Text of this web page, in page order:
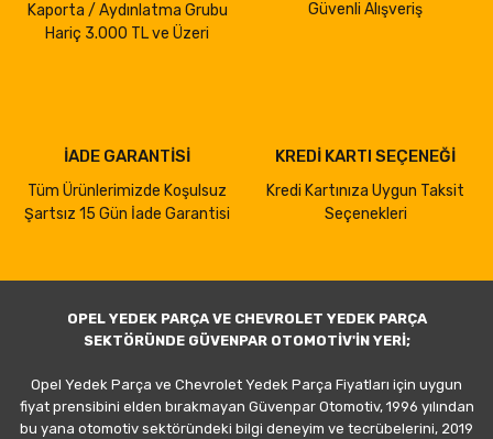
Kaporta / Aydınlatma Grubu
Hariç 3.000 TL ve Üzeri
Güvenli Alışveriş
İADE GARANTİSİ
Tüm Ürünlerimizde Koşulsuz
Şartsız 15 Gün İade Garantisi
KREDİ KARTI SEÇENEĞİ
Kredi Kartınıza Uygun Taksit
Seçenekleri
OPEL YEDEK PARÇA VE CHEVROLET YEDEK PARÇA
SEKTÖRÜNDE GÜVENPAR OTOMOTİV'İN YERİ;
Opel Yedek Parça ve Chevrolet Yedek Parça Fiyatları için uygun
fiyat prensibini elden bırakmayan Güvenpar Otomotiv, 1996 yılından
bu yana otomotiv sektöründeki bilgi deneyim ve tecrübelerini, 2019